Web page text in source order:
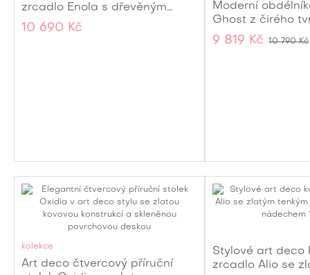
zrcadlo Enola s dřevěným
rámem se zrcadlovým efektem
90cm
10 690 Kč
Moderní
Ghost z čirého
oblými hranami
bočníma
9 819 Kč 10 790 Kč
kolekce
Art deco čtvercový příruční
Stylové art deco
zrcadlo Alio se